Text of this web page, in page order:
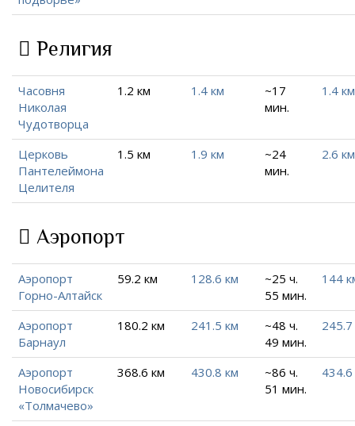
Религия
Часовня
Николая
Чудотворца
1.2 км 1.4 км
~17
мин.
1.4 км
Церковь
Пантелеймона
Целителя
1.5 км 1.9 км
~24
мин.
2.6 км
Аэропорт
Аэропорт
Горно-Алтайск
59.2 км 128.6 км
~25 ч.
55 мин.
144
Аэропорт
Барнаул
180.2 км 241.5 км
~48 ч.
49 мин.
Аэропорт
Новосибирск
«Толмачево»
368.6 км 430.8 км
~86 ч.
51 мин.